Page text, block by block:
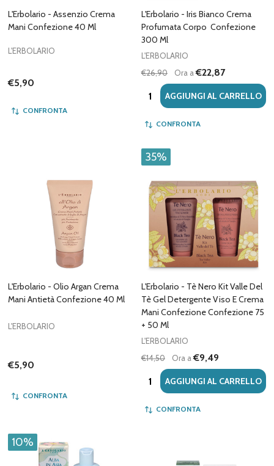
L'Erbolario - Assenzio Crema
Mani Confezione 40 Ml
L'ERBOLARIO
€5,90
CONFRONTA
L'Erbolario - Iris Bianco Crema
Profumata Corpo Confezione
300 Ml
L'ERBOLARIO
€26,90
Ora a€22,87
Quantità:AGGIUNGI AL CARRELLO
CONFRONTA
L'Erbolario - Olio Argan Crema
Mani Antietà Confezione 40 Ml
L'ERBOLARIO
€5,90
CONFRONTA
35%
L'Erbolario - Tè Nero Kit Valle Del
Tè Gel Detergente Viso E Crema
Mani Confezione Confezione 75
+ 50 Ml
L'ERBOLARIO
€14,50
Ora a€9,49
Quantità:AGGIUNGI AL CARRELLO
CONFRONTA
10%